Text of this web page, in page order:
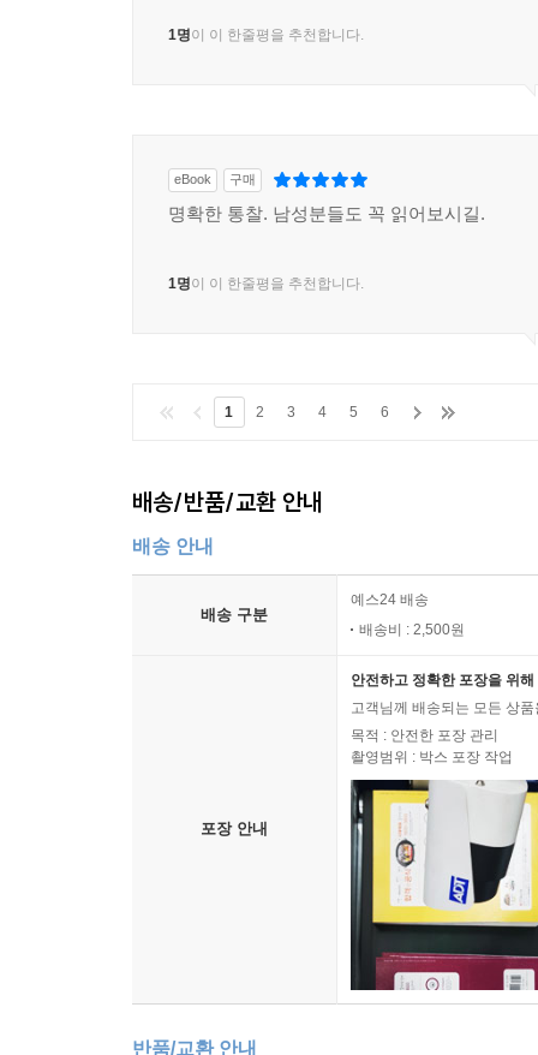
1명이 이 한줄평을 추천합니다.
eBook 구매
명확한 통찰. 남성분들도 꼭 읽어보시길.
1명이 이 한줄평을 추천합니다.
1 2 3 4 5 6
배송/반품/교환 안내
배송 안내
배송 구분
예스24 배송
배송비 : 2,500원
포장 안내
안전하고 정확한 포장을 위
고객님께 배송되는 모든 상
목적 : 안전한 포장 관리
촬영범위 : 박스 포장 작업
반품/교환 안내